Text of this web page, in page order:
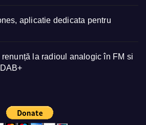
aplicatie dedicata pentru
renunță la radioul analogic în FM si